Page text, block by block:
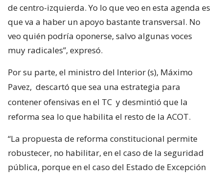
de centro-izquierda. Yo lo que veo en esta agenda es
que va a haber un apoyo bastante transversal. No
veo quién podría oponerse, salvo algunas voces
muy radicales”, expresó.
Por su parte, el ministro del Interior (s), Máximo
Pavez, descartó que sea una estrategia para
contener ofensivas en el TC y desmintió que la
reforma sea lo que habilita el resto de la ACOT.
“La propuesta de reforma constitucional permite
robustecer, no habilitar, en el caso de la seguridad
pública, porque en el caso del Estado de Excepción